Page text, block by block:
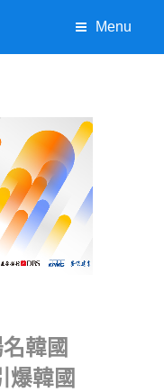
Menu
名韓國
爆韓國